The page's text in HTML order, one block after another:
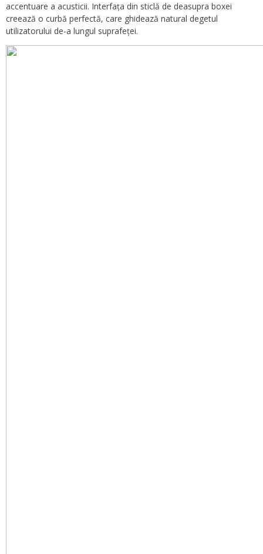
accentuare a acusticii. Interfața din sticlă de deasupra boxei
creează o curbă perfectă, care ghidează natural degetul
utilizatorului de-a lungul suprafeței.